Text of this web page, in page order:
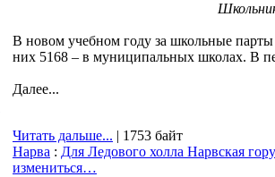
В новом учебном году за школьные
них 5168 – в муниципальных школах. В
Далее...
Читать дальше... | 1753 байт
Нарва : Для Ледового холла Нарвская
измениться…